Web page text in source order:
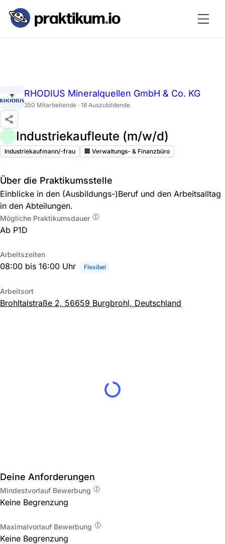
RHODIUS Mineralquellen GmbH & Co. KG
350 Mitarbeitende · 18 Auszubildende
Industriekaufleute (m/w/d)
Industriekaufmann/-frau 🏢 Verwaltungs- & Finanzbüro
Über die Praktikumsstelle
Einblicke in den (Ausbildungs-)Beruf und den Arbeitsalltag
in den Abteilungen.
Mögliche Praktikumsdauer
Ab P1D
Arbeitszeiten
08:00 bis 16:00 Uhr Flexibel
Arbeitsort
Brohltalstraße 2, 56659 Burgbrohl, Deutschland
Deine Anforderungen
Mindestvorlauf Bewerbung
Keine Begrenzung
Maximalvorlauf Bewerbung
Keine Begrenzung